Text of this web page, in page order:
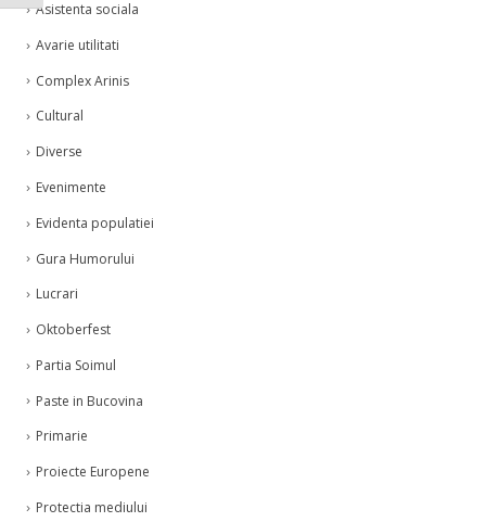
Asistenta sociala
Avarie utilitati
Complex Arinis
Cultural
Diverse
Evenimente
Evidenta populatiei
Gura Humorului
Lucrari
Oktoberfest
Partia Soimul
Paste in Bucovina
Primarie
Proiecte Europene
Protectia mediului